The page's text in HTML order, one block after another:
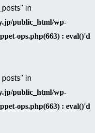
in
public_html/wp-
ops.php(663) : eval()'d
in
public_html/wp-
ops.php(663) : eval()'d